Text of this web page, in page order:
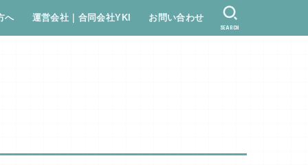
へ 運営会社｜合同会社YKI お問い合わせ
SEARCH